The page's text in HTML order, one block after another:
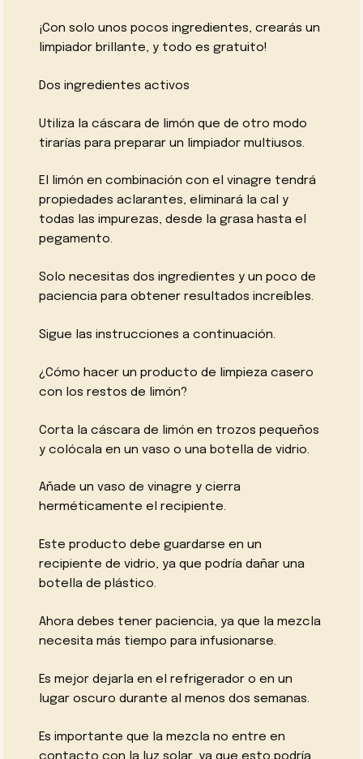
¡Con solo unos pocos ingredientes, crearás un
limpiador brillante, y todo es gratuito!
Dos ingredientes activos
Utiliza la cáscara de limón que de otro modo
tirarías para preparar un limpiador multiusos.
El limón en combinación con el vinagre tendrá
propiedades aclarantes, eliminará la cal y
todas las impurezas, desde la grasa hasta el
pegamento.
Solo necesitas dos ingredientes y un poco de
paciencia para obtener resultados increíbles.
Sigue las instrucciones a continuación.
¿Cómo hacer un producto de limpieza casero
con los restos de limón?
Corta la cáscara de limón en trozos pequeños
y colócala en un vaso o una botella de vidrio.
Añade un vaso de vinagre y cierra
herméticamente el recipiente.
Este producto debe guardarse en un
recipiente de vidrio, ya que podría dañar una
botella de plástico.
Ahora debes tener paciencia, ya que la mezcla
necesita más tiempo para infusionarse.
Es mejor dejarla en el refrigerador o en un
lugar oscuro durante al menos dos semanas.
Es importante que la mezcla no entre en
contacto con la luz solar, ya que esto podría